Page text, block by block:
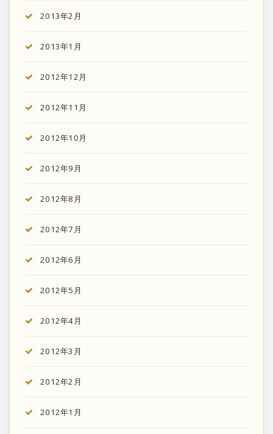
2013年2月
2013年1月
2012年12月
2012年11月
2012年10月
2012年9月
2012年8月
2012年7月
2012年6月
2012年5月
2012年4月
2012年3月
2012年2月
2012年1月